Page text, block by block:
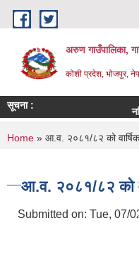
Skip to main content
अरुण गाउँपालिका,
कोशी प्रदेश, भोजपुर,
सूचना :
You are here
Home » आ.व. २०८१/८२ को वार्षिक
आ.व. २०८१/८२ को
Submitted on: Tue, 07/